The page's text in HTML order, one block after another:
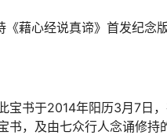
藉心经说真谛》首发纪念版
宝书于2014年阳历3月7日
，及由七众行人念诵修持